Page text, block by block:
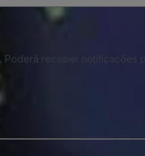
. Poderá receber notificações